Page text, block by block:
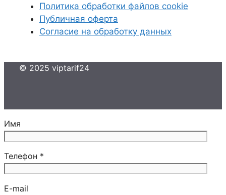
Политика обработки файлов cookie
Публичная оферта
Согласие на обработку данных
© 2025 viptarif24
Имя
Телефон *
E-mail